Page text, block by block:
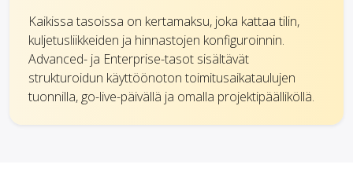
Kaikissa tasoissa on kertamaksu, joka kattaa tilin,
kuljetusliikkeiden ja hinnastojen konfiguroinnin.
Advanced- ja Enterprise-tasot sisältävät
strukturoidun käyttöönoton toimitusaikataulujen
tuonnilla, go-live-päivällä ja omalla projektipäälliköllä.